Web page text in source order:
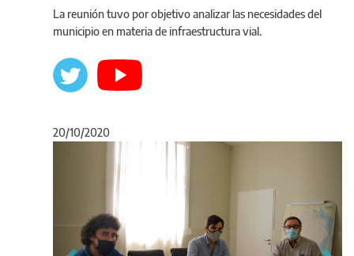
La reunión tuvo por objetivo analizar las necesidades del
municipio en materia de infraestructura vial.
20/10/2020
Anterior